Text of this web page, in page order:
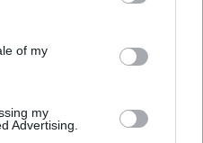
and its third-party tags to
purposes in below Google
of my
my
Advertising.